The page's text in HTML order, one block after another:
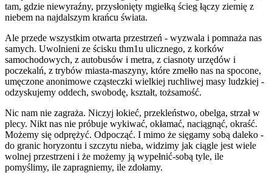
tam, gdzie niewyraźny, przysłonięty mgiełką ścieg łączy ziemię z
niebem na najdalszym krańcu świata.
Ale przede wszystkim otwarta przestrzeń - wyzwala i pomnaża nas
samych. Uwolnieni ze ścisku thm1u ulicznego, z korków
samochodowych, z autobusów i metra, z ciasnoty urzędów i
poczekalń, z trybów miasta-maszyny, które zmełło nas na spocone,
umęczone anonimowe cząsteczki wielkiej ruchliwej masy ludzkiej -
odzyskujemy oddech, swobodę, kształt, tożsamość.
Nic nam nie zagraża. Niczyj łokieć, przekleństwo, obelga, strzał w
plecy. Nikt nas nie próbuje wykiwać, okłamać, naciągnąć, okraść.
Możemy się odprężyć. Odpocząć. I mimo że sięgamy sobą daleko -
do granic horyzontu i szczytu nieba, widzimy jak ciągle jest wiele
wolnej przestrzeni i że możemy ją wypełnić-sobą tyle, ile
pomyślimy, ile zapragniemy, ile zdołamy.